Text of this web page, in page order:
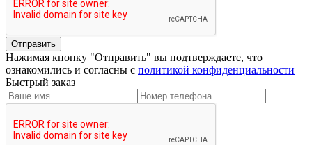
Отправить
Нажимая кнопку "Отправить" вы подтверждаете, что
ознакомились и согласны с политикой конфиденциальности
Быстрый заказ